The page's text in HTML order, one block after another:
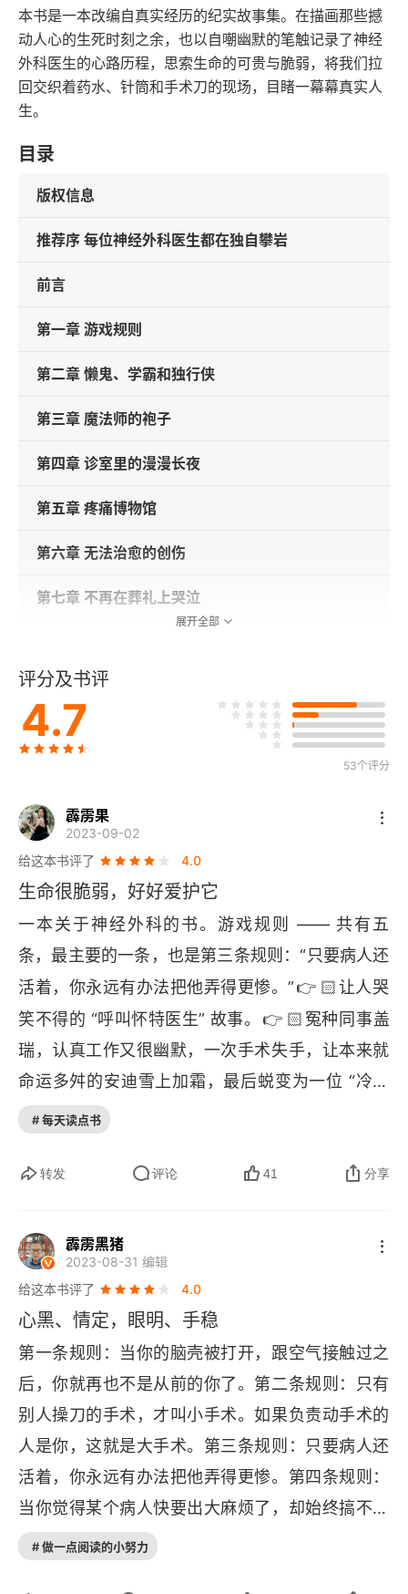
本书是一本改编自真实经历的纪实故事集。在描画那些撼
动人心的生死时刻之余，也以自嘲幽默的笔触记录了神经
外科医生的心路历程，思索生命的可贵与脆弱，将我们拉
回交织着药水、针筒和手术刀的现场，目睹一幕幕真实人
生。
目录
版权信息
推荐序 每位神经外科医生都在独自攀岩
前言
第一章 游戏规则
第二章 懒鬼、学霸和独行侠
第三章 魔法师的袍子
第四章 诊室里的漫漫长夜
第五章 疼痛博物馆
第六章 无法治愈的创伤
第七章 不再在葬礼上哭泣
第九章 唉，这些英国人
第十章 瑞贝卡和她的小兔子
第十二章 生命之轮
第十三章 归于此地
展开全部
评分及书评
4.7
53个评分
霹雳果
2023-09-02
给这本书评了
4.0
生命很脆弱，好好爱护它
一本关于神经外科的书。游戏规则 —— 共有五
条，最主要的一条，也是第三条规则：“只要病人还
活着，你永远有办法把他弄得更惨。”👉 🏻让人哭
笑不得的 “呼叫怀特医生” 故事。
👉 🏻 冤种同事盖
瑞，认真工作又很幽默，一次手术失手，让本来就
命运多舛的安迪雪上加霜，最后蜕变为一位 “冷血
怪医”。当然治疗过程中是没有对错，手术本身就存
天畸形的早产婴儿 ——“麦肯娜”，小脑长有肿瘤六
哭，做了母亲后，有更深刻的感受，希望每一个来
到这个世界的孩子，都能够长乐无忧，健康成长。
❤❤ ❤ ️生命真的很脆弱，很脆弱，珍惜它并拥抱
它。
# 每天读点书
转发 评论 41 分享
霹雳黑猪
2023-08-31 编辑
给这本书评了
4.0
心黑、情定，眼明、手稳
第一条规则：当你的脑壳被打开，跟空气接触过之
后，你就再也不是从前的你了。第二条规则：只有
别人操刀的手术，才叫小手术。如果负责动手术的
人是你，这就是大手术。第三条规则：只要病人还
活着，你永远有办法把他弄得更惨。第四条规则：
当你觉得某个病人快要出大麻烦了，却始终搞不清
楚原因时，要好好睁大眼睛看一看病人。第五条规
# 做一点阅读的小努力